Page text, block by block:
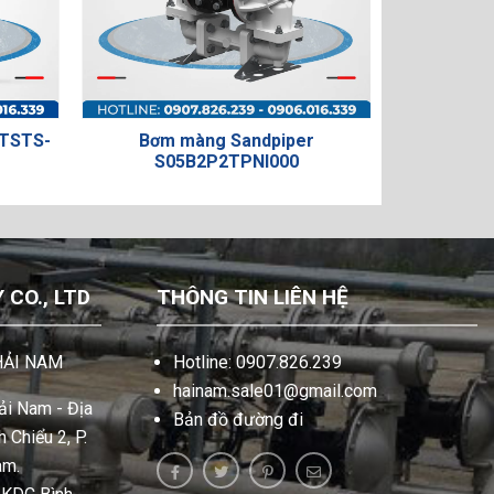
Bơm màng Sandpiper
S20B1SGTANS600
CO., LTD
NAM
Nam - Địa
Chiểu 2, P.
THÔNG TIN LIÊN HỆ
Hotline: 0907.826.239
hainam.sale01@gmail.com
Bản đồ đường đi